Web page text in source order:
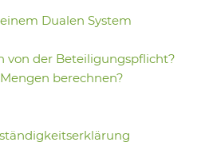
Dualen System
von der Beteiligungspflicht?
berechnen?